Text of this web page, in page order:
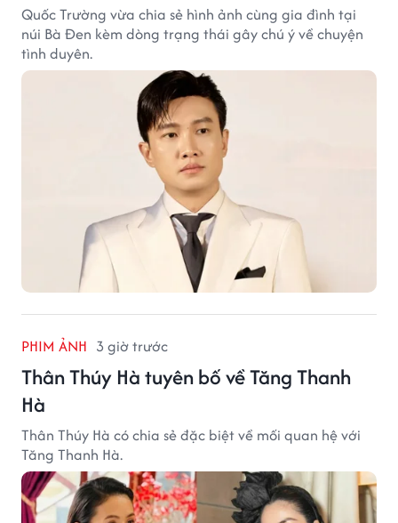
Quốc Trường vừa chia sẻ hình ảnh cùng gia đình tại
núi Bà Đen kèm dòng trạng thái gây chú ý về chuyện
tình duyên.
PHIM ẢNH 3 giờ trước
Thân Thúy Hà tuyên bố về Tăng Thanh
Hà
Thân Thúy Hà có chia sẻ đặc biệt về mối quan hệ với
Tăng Thanh Hà.